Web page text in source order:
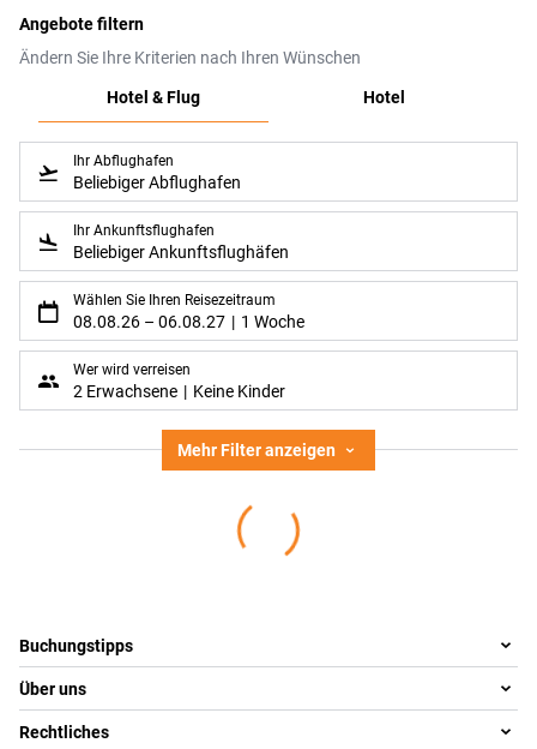
Angebote filtern
Ändern Sie Ihre Kriterien nach Ihren Wünschen
Hotel & Flug
Hotel
Ihr Abflughafen
Beliebiger Abflughafen
Ihr Ankunftsflughafen
Beliebiger Ankunftsflughäfen
Wählen Sie Ihren Reisezeitraum
08.08.26 – 06.08.27 1 Woche
Wer wird verreisen
2 Erwachsene Keine Kinder
Mehr Filter anzeigen
Footer navigation
Buchungstipps
Warum im Reisebüro buchen
Reisewelten
Über uns
Team
Rechtliches